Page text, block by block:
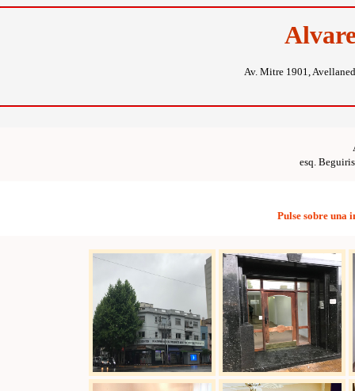
Av. Mitre 1901,
esq.
Pulse sobre una